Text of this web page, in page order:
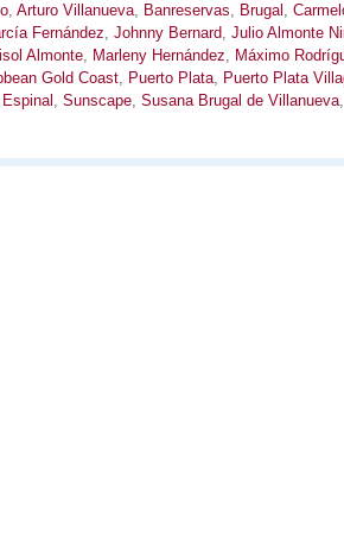
, Arturo Villanueva, Banreservas, Brugal ,
Fernández, Johnny Bernard, Julio Almonte
Almonte, Marleny Hernández, Máximo
Gold Coast, Puerto Plata, Puerto Plata
, Sunscape, Susana Brugal de Villanueva,